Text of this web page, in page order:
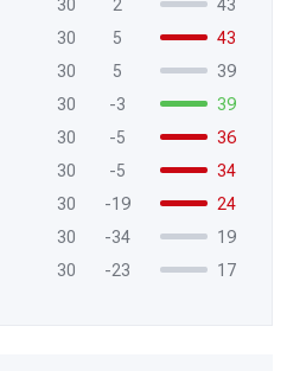
30 2
43
30 5
43
30 5
39
30 -3
39
30 -5
36
30 -5
34
30 -19
24
30 -34
19
30 -23 17